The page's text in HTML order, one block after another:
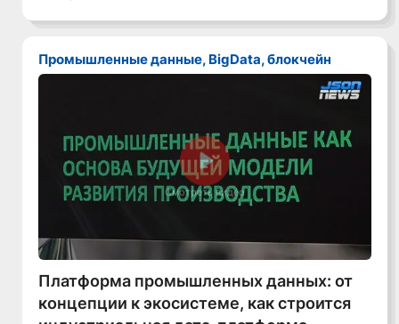
Промышленные данные, BigData, блокчейн
Смотреть видео
Платформа промышленных данных: от
концепции к экосистеме, как строится